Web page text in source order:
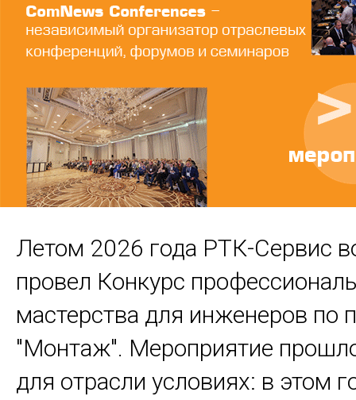
Летом 2026 года РТК-Сервис
провел Конкурс
мастерства для инженеров по
"Монтаж". Мероприятие
для отрасли условиях: в этом